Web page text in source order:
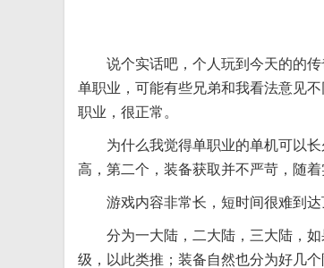
说个实话吧，个人玩到今天的的
单职业，可能有些兄弟和我看法意见
职业，很正常。
为什么我觉得单职业的单机可以
高，第二个，装备获取并不严苛，随
游戏内容非常长，短时间很难到
分为一大陆，二大陆，三大陆，
级，以此类推；装备自然也分为好几